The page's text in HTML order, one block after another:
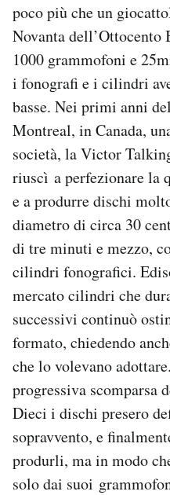
poco più che un
Novanta dell’Ottocento
1000 grammofoni e
i fonografi e i cilindri
basse. Nei primi anni
Montreal, in Canada,
società, la Victor
riuscì a perfezionare la
e a produrre dischi
diametro di circa 30
di tre minuti e mezzo,
cilindri fonografici.
mercato cilindri che
successivi continuò
formato, chiedendo
che lo volevano
progressiva
Dieci i dischi presero
sopravvento, e
produrli, ma in modo
solo dai suoi